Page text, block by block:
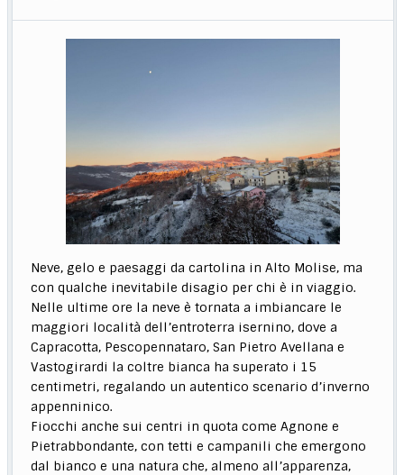
Neve, gelo e paesaggi da cartolina in Alto Molise, ma
con qualche inevitabile disagio per chi è in viaggio.
Nelle ultime ore la neve è tornata a imbiancare le
maggiori località dell’entroterra isernino, dove a
Capracotta, Pescopennataro, San Pietro Avellana e
Vastogirardi la coltre bianca ha superato i 15
centimetri, regalando un autentico scenario d’inverno
appenninico.
Fiocchi anche sui centri in quota come Agnone e
Pietrabbondante, con tetti e campanili che emergono
dal bianco e una natura che, almeno all’apparenza,